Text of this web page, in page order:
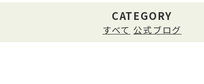
CATEGORY
すべて 公式ブログ